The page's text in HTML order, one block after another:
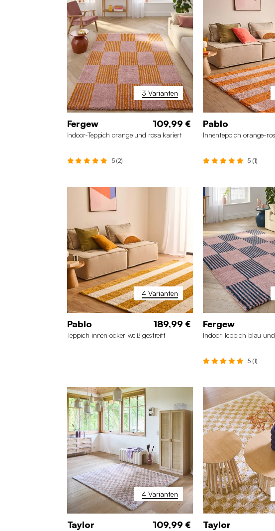
160 x 230 cm
3 Varianten
Fergew 109,99 €
Indoor-Teppich orange und rosa kariert
5 (2)
200 x 280 cm
160 x 230 cm
Pablo
Innenteppich orange-
5 (1)
200 x 280 cm
120 x 160 cm
160 x 230 cm
80 x 140 cm
4 Varianten
Pablo 189,99 €
Teppich innen ocker-weiß gestreift
200 x 290 cm
160 x
Fergew
Indoor-Teppich blau
5 (1)
4 Varianten
Taylor 109,99 € Taylor